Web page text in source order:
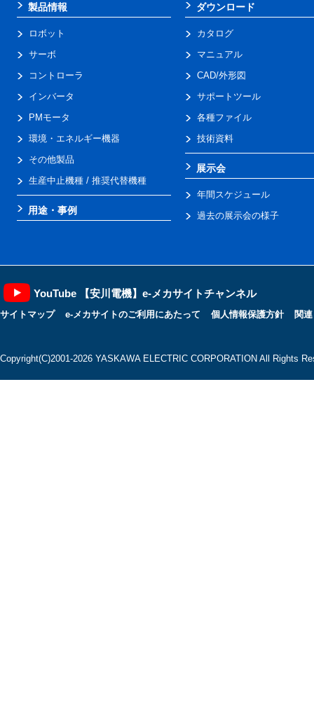
製品情報
ロボット
サーボ
コントローラ
インバータ
PMモータ
環境・エネルギー機器
その他製品
生産中止機種 / 推奨代替機種
用途・事例
ダウンロード
カタログ
マニュアル
CAD/外形図
サポートツール
各種ファイル
技術資料
展示会
年間スケジュール
過去の展示会の様子
YouTube 【安川電機】e-メカサイトチャンネル
サイトマップ e-メカサイトのご利用にあたって 個人情報保護方針 関
Copyright(C)2001‐2026 YASKAWA ELECTRIC CORPORATION All Rights